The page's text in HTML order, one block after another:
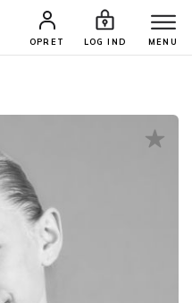
OPRET LOG IND MENU
SØG PROFIL